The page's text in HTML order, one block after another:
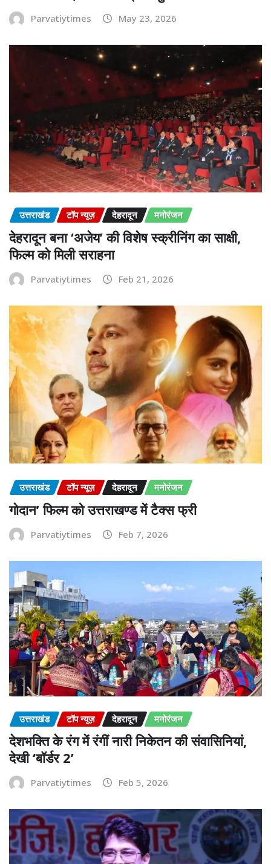
Parvatiytimes May 23, 2026
उत्तराखंड टॉप न्यूज़ देहरादून मनोरंजन
देहरादून बना ‘अजेय’ की विशेष स्क्रीनिंग का साक्षी,
फिल्म को मिली सराहना
Parvatiytimes Feb 21, 2026
उत्तराखंड टॉप न्यूज़ देहरादून मनोरंजन
गोदान’ फिल्म को उत्तराखण्ड में टैक्स फ्री
Parvatiytimes Feb 7, 2026
उत्तराखंड टॉप न्यूज़ देहरादून मनोरंजन
देशभक्ति के रंग में रंगीं नारी निकेतन की संवासिनियां,
देखी ‘बॉर्डर 2’
Parvatiytimes Feb 5, 2026